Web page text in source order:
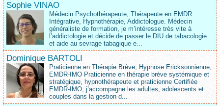
Sophie VINAO
Médecin Psychothérapeute, Thérapeute en EMDR
Intégrative, Hypnothérapie, Addictologue. Médecin
généraliste de formation, je m’intéresse très vite à
l’addictologie et décide de passer le DIU de tabacologie
et aide au sevrage tabagique e...
Dominique BARTOLI
Praticienne en Thérapie Brève, Hypnose Ericksonnienne,
EMDR-IMO Praticienne en thérapie brève systémique et
stratégique, hypnothérapeute et praticienne Certifiée
EMDR-IMO, j’accompagne les adultes, adolescents et
couples dans la gestion d...